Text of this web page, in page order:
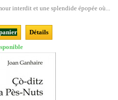
interdit et une splendide épopée où...
Détails